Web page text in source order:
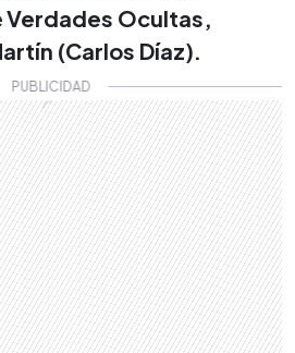
Verdades Ocultas,
(Carlos Díaz).